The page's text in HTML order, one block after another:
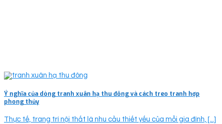
Ý nghĩa của dòng tranh xuân hạ thu đông và cách treo tranh hợp
phong thủy
Thực tế, trang trí nội thất là nhu cầu thiết yếu của mỗi gia đình, [...]